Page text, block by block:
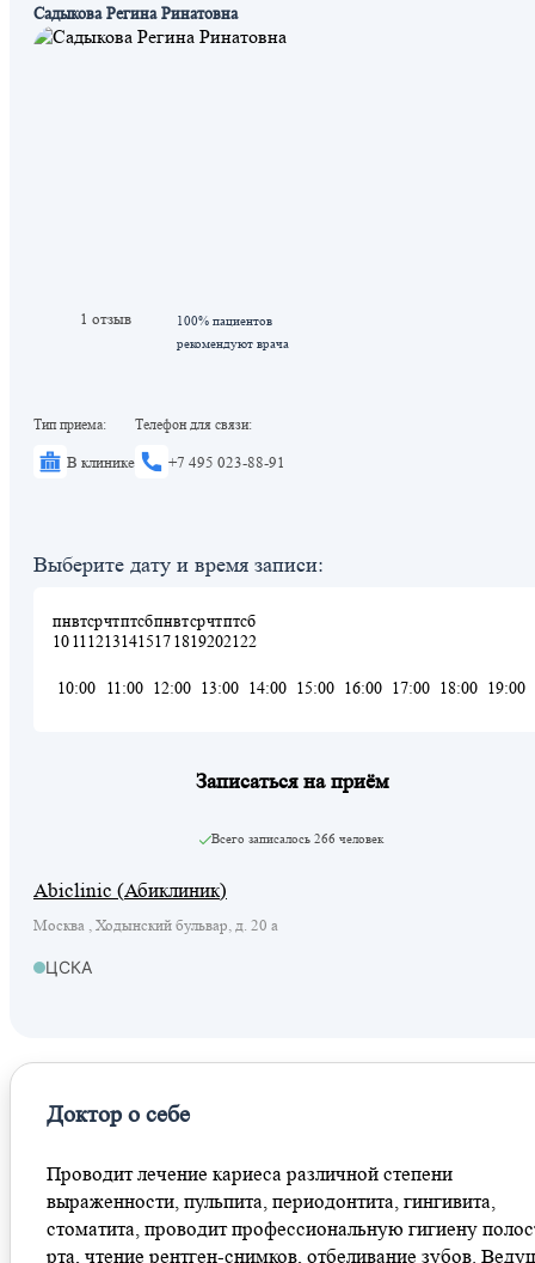
Садыкова Регина Ринатовна
1 отзыв
100% пациентов
рекомендуют врача
Тип приема:
В клинике
Телефон для связи:
+7 495 023-88-91
Выберите дату и время записи:
пн
10
вт
11
ср
12
чт
13
пт
14
сб
15
пн
17
вт
18
ср
19
чт
20
пт
21
сб
22
10:00 11:00 12:00 13:00 14:00 15:00 16:00 17:00 18:00 19:00
Записаться на приём
Всего записалось 266 человек
Abiclinic (Абиклиник)
Москва , Ходынский бульвар, д. 20 а
ЦСКА
Доктор о себе
Проводит лечение кариеса различной степени
выраженности, пульпита, периодонтита, гингивита,
стоматита, проводит профессиональную гигиену
рта, чтение рентген-снимков, отбеливание зубов.